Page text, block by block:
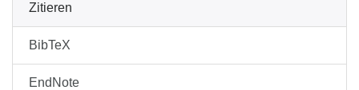
Zitieren
BibTeX
EndNote